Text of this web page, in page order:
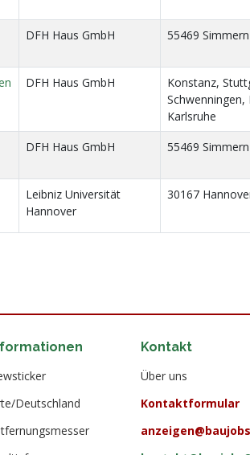
DFH Haus GmbH 55469 Simmern
DFH Haus GmbH
Konstanz,
Karlsruhe
DFH Haus GmbH 55469 Simmern
Leibniz Universität
Hannover
30167
Deutschland
Kontakt
Über uns
Kontaktformular